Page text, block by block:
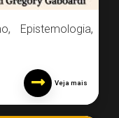
, Epistemologia,
Veja mais